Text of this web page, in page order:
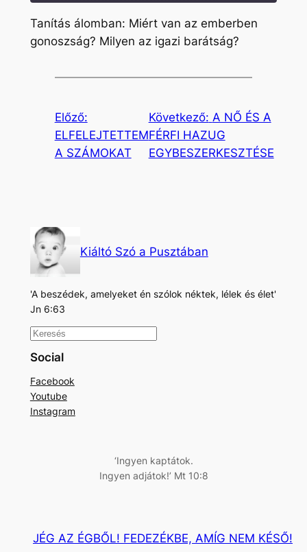
seconds
SHARE
Tanítás álomban: Miért van az emberben
gonoszság? Milyen az igazi barátság?
Előző:
ELFELEJTETTEM
A SZÁMOKAT
Következő: A NŐ ÉS A
FÉRFI HAZUG
EGYBESZERKESZTÉSE
Kiáltó Szó a Pusztában
'A beszédek, amelyeket én szólok néktek, lélek és élet'
Jn 6:63
K
e
e
s
Social
Facebook
Youtube
Instagram
‘Ingyen kaptátok.
Ingyen adjátok!’ Mt 10:8
JÉG AZ ÉGBŐL! FEDEZÉKBE, AMÍG NEM KÉSŐ!